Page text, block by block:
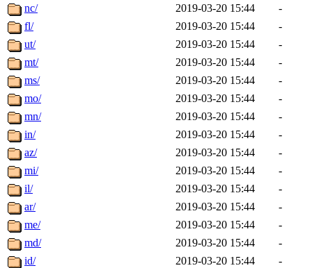
nc/
2019-03-20 15:44
-
fl/
2019-03-20 15:44
-
ut/
2019-03-20 15:44
-
mt/
2019-03-20 15:44
-
ms/
2019-03-20 15:44
-
mo/
2019-03-20 15:44
-
mn/
2019-03-20 15:44
-
in/
2019-03-20 15:44
-
az/
2019-03-20 15:44
-
mi/
2019-03-20 15:44
-
il/
2019-03-20 15:44
-
ar/
2019-03-20 15:44
-
me/
2019-03-20 15:44
-
md/
2019-03-20 15:44
-
id/
2019-03-20 15:44
-